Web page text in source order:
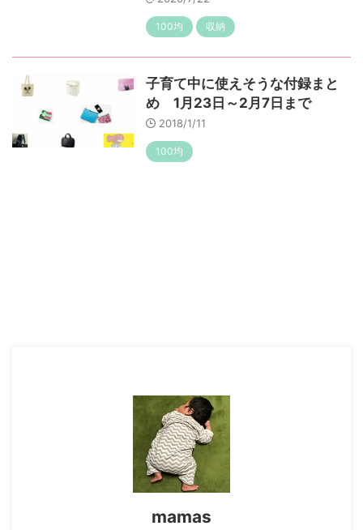
100均 収納
子育て中に使えそうな付録まと
め 1月23日～2月7日まで
2018/1/11
100均
mamas